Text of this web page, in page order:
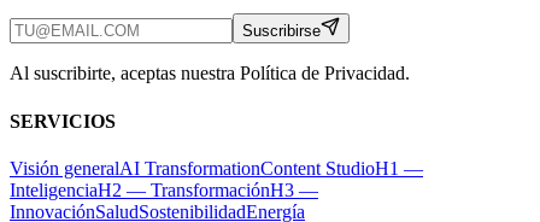
Suscribirse
Al suscribirte, aceptas nuestra Política de Privacidad.
SERVICIOS
Visión generalAI TransformationContent StudioH1 —
InteligenciaH2 — TransformaciónH3 —
InnovaciónSaludSostenibilidadEnergía